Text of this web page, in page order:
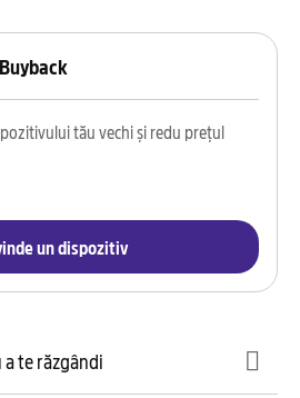
tău vechi și redu prețul
un dispozitiv
te răzgândi